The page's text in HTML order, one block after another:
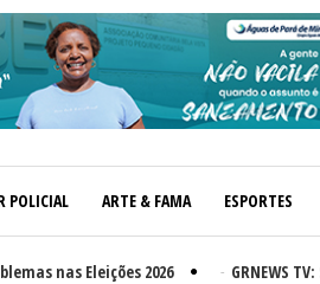
POLICIAL ARTE & FAMA ESPORTES
nas Eleições 2026 GRNEWS TV: